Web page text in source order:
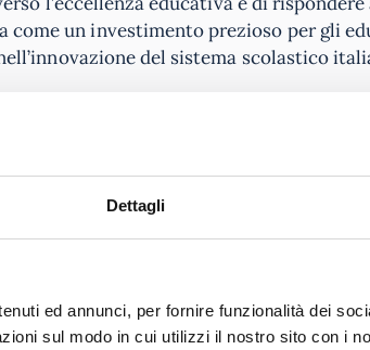
Dettagli
ed annunci, per fornire funzionalità dei
sul modo in cui utilizzi il nostro sito con i
un investimento prezioso per gli
del sistema scolastico
online da 2000. Vincendo questa, sarei
alla borsa di studio, però, devo